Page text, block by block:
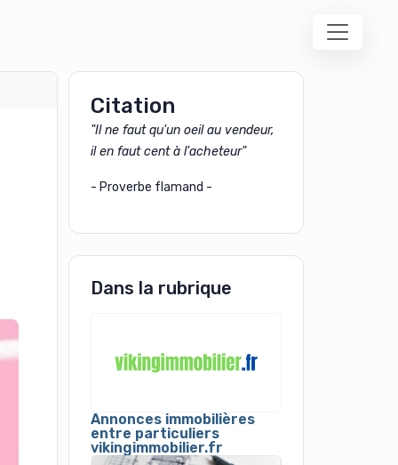
Citation
"Il ne faut qu'un oeil au vendeur,
il en faut cent à l'acheteur"
- Proverbe flamand -
Dans la rubrique
Annonces immobilières
entre particuliers
vikingimmobilier.fr